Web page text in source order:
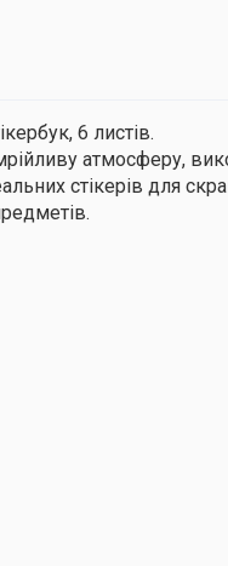
6 листів.
атмосферу,
стікерів для